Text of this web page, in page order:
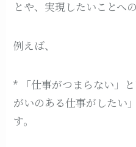
とや、実現したいことへ
例えば、
* 「仕事がつまらない」
がいのある仕事がしたい
す。